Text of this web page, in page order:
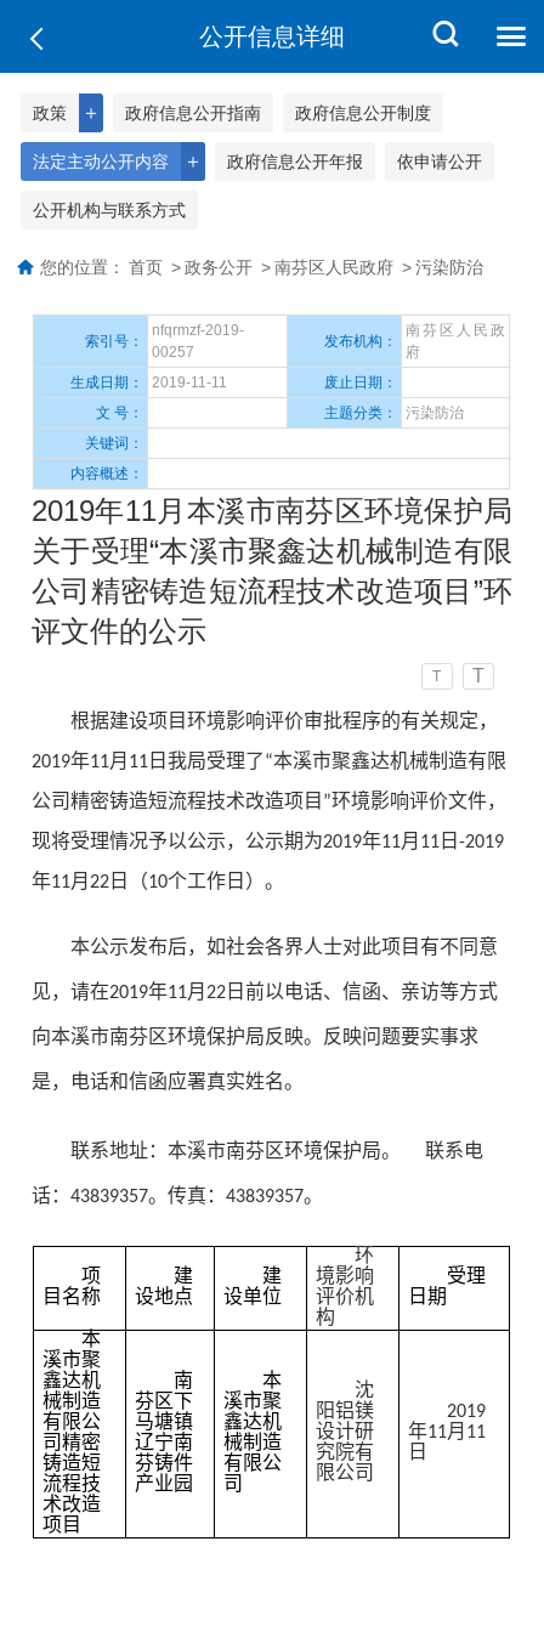
公开信息详细
＋
政策 政府信息公开指南 政府信息公开制度
＋
法定主动公开内容 政府信息公开年报 依申请公开
公开机构与联系方式
您的位置： 首页 > 政务公开 > 南芬区人民政府 > 污染防治
索引号：
nfqrmzf-2019-
00257
发布机构：
南芬区人民政
府
生成日期：
2019-11-11
废止日期：
文 号：
主题分类：
污染防治
关键词：
内容概述：
2019年11月本溪市南芬区环境保护局
关于受理“本溪市聚鑫达机械制造有限
公司精密铸造短流程技术改造项目”环
评文件的公示
T T
根据建设项目环境影响评价审批程序的有关规定，
2019年11月11日我局受理了“本溪市聚鑫达机械制造有限
公司精密铸造短流程技术改造项目 ”环境影响评价文件，
现将受理情况予以公示，公示期为2019年11月11日-2019
年11月22日（10个工作日）。
本公示发布后，如社会各界人士对此项目有不同意
见，请在2019年11月22日前以电话、信函、亲访等方式
向本溪市南芬区环境保护局反映。反映问题要实事求
是，电话和信函应署真实姓名。
联系地址：本溪市南芬区环境保护局。 联系电
话：43839357。传真：43839357。
项
目名称
建
设地点
建
设单位
环
境影响
评价机
构
受理
日期
本
溪市聚
鑫达机
械制造
有限公
司精密
铸造短
流程技
术改造
项目
南
芬区下
马塘镇
辽宁南
芬铸件
产业园
本
溪市聚
鑫达机
械制造
有限公
司
沈
阳铝镁
设计研
究院有
限公司
2019
年11月11
日